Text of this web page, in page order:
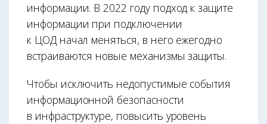
информации. В 2022 году подход к защите
информации при подключении
к ЦОД начал меняться, в него ежегодно
встраиваются новые механизмы защиты.
Чтобы исключить недопустимые события
информационной безопасности
в инфраструктуре, повысить уровень